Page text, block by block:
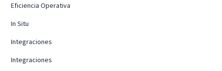
Eficiencia Operativa
In Situ
Integraciones
Integraciones